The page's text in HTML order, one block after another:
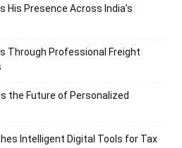
His Presence Across India’s
Through Professional Freight
the Future of Personalized
Intelligent Digital Tools for Tax